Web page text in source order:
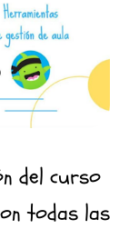
del curso
todas las